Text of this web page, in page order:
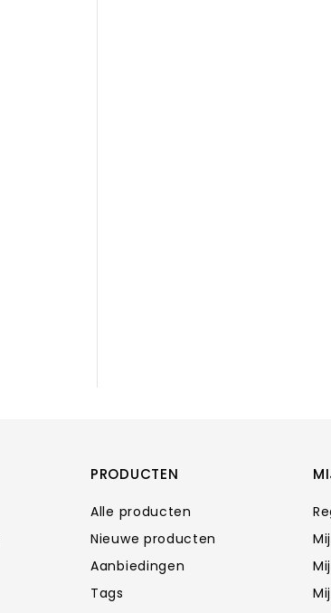
PRODUCTEN
Alle producten
Nieuwe producten
Aanbiedingen
Tags